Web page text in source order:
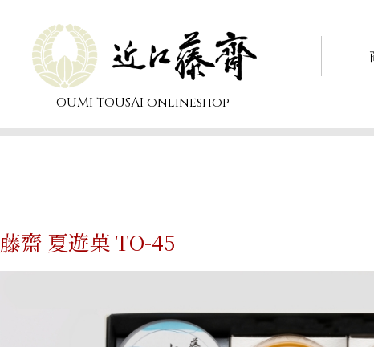
OUMI TOUSAI onlineshop
藤齋 夏遊菓 TO-45